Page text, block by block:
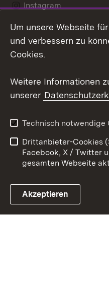
Instagram
LinkedIn
Link zum Landesportal
Datenschutz
Impressum
Um unsere Webseite
und verbessern zu
Cookies.
Weitere Informationen
unserer
Technisch notwendige
Drittanbieter-Cookies
Facebook, X / Twitter
gesamten Webseite
Akzeptieren